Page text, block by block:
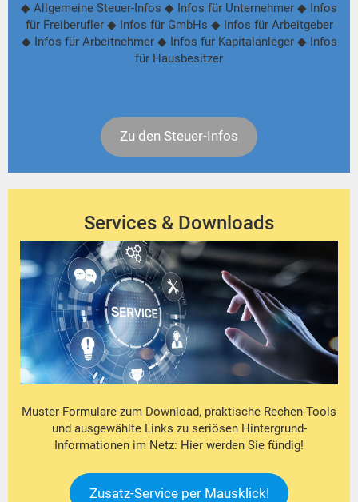
◆ Allgemeine Steuer-Infos ◆ Infos für Unternehmer ◆ Infos
für Freiberufler ◆ Infos für GmbHs ◆ Infos für Arbeitgeber
◆ Infos für Arbeitnehmer ◆ Infos für Kapitalanleger ◆ Infos
für Hausbesitzer
Zu den Steuer-Infos
Services & Downloads
Muster-Formulare zum Download, praktische Rechen-Tools
und ausgewählte Links zu seriösen Hintergrund-
Informationen im Netz: Hier werden Sie fündig!
Zusatz-Service per Mausklick!